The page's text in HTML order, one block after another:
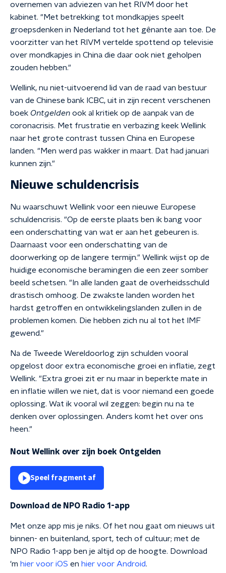
overnemen van adviezen van het RIVM door het
kabinet. "Met betrekking tot mondkapjes speelt
groepsdenken in Nederland tot het gênante aan toe. De
voorzitter van het RIVM vertelde spottend op televisie
over mondkapjes in China die daar ook niet geholpen
zouden hebben."
Wellink, nu niet-uitvoerend lid van de raad van bestuur
van de Chinese bank ICBC, uit in zijn recent verschenen
boek Ontgelden ook al kritiek op de aanpak van de
coronacrisis. Met frustratie en verbazing keek Wellink
naar het grote contrast tussen China en Europese
landen. "Men werd pas wakker in maart. Dat had januari
kunnen zijn."
Nieuwe schuldencrisis
Nu waarschuwt Wellink voor een nieuwe Europese
schuldencrisis. "Op de eerste plaats ben ik bang voor
een onderschatting van wat er aan het gebeuren is.
Daarnaast voor een onderschatting van de
doorwerking op de langere termijn." Wellink wijst op de
huidige economische beramingen die een zeer somber
beeld schetsen. "In alle landen gaat de overheidsschuld
drastisch omhoog. De zwakste landen worden het
hardst getroffen en ontwikkelingslanden zullen in de
problemen komen. Die hebben zich nu al tot het IMF
gewend."
Na de Tweede Wereldoorlog zijn schulden vooral
opgelost door extra economische groei en inflatie, zegt
Wellink. "Extra groei zit er nu maar in beperkte mate in
en inflatie willen we niet, dat is voor niemand een goede
oplossing. Wat ik vooral wil zeggen: begin nu na te
denken over oplossingen. Anders komt het over ons
heen."
Nout Wellink over zijn boek Ontgelden
Speel fragment af
Download de NPO Radio 1-app
Met onze app mis je niks. Of het nou gaat om nieuws uit
binnen- en buitenland, sport, tech of cultuur; met de
NPO Radio 1-app ben je altijd op de hoogte. Download
'm hier voor iOS en hier voor Android.